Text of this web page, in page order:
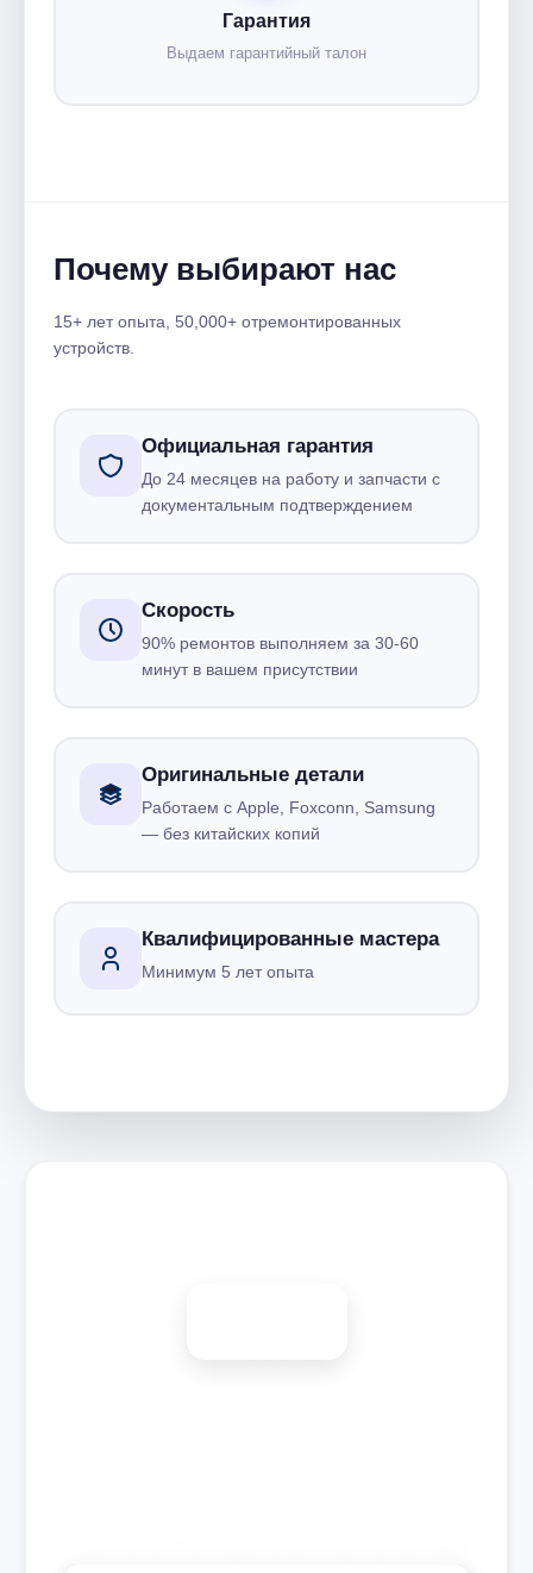
Гарантия
Выдаем гарантийный талон
Почему выбирают нас
15+ лет опыта, 50,000+ отремонтированных
устройств.
Официальная гарантия
До 24 месяцев на работу и запчасти с
документальным подтверждением
Скорость
90% ремонтов выполняем за 30-60
минут в вашем присутствии
Оригинальные детали
Работаем с Apple, Foxconn, Samsung
— без китайских копий
Квалифицированные мастера
Минимум 5 лет опыта